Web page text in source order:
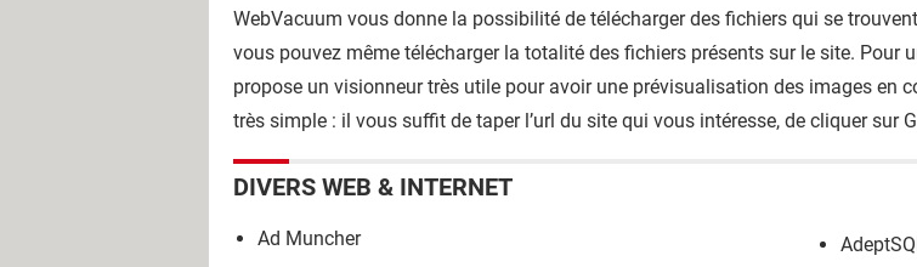
WebVacuum vous donne la possibilité de télécharger des fichiers qui se
vous pouvez même télécharger la totalité des fichiers présents sur le site. Pour
propose un visionneur très utile pour avoir une prévisualisation des images en
très simple : il vous suffit de taper l’url du site qui vous intéresse, de cliquer sur
DIVERS WEB & INTERNET
Ad Muncher